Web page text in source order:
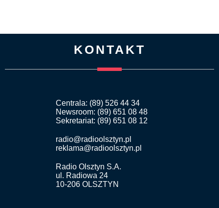
KONTAKT
Centrala: (89) 526 44 34
Newsroom: (89) 651 08 48
Sekretariat: (89) 651 08 12
radio@radioolsztyn.pl
reklama@radioolsztyn.pl
Radio Olsztyn S.A.
ul. Radiowa 24
10-206 OLSZTYN